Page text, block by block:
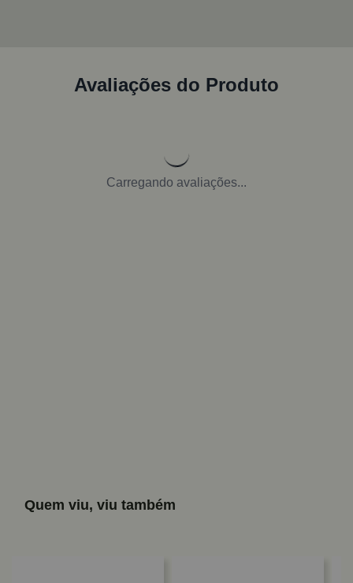
Avaliações do Produto
Carregando avaliações...
Quem viu, viu também